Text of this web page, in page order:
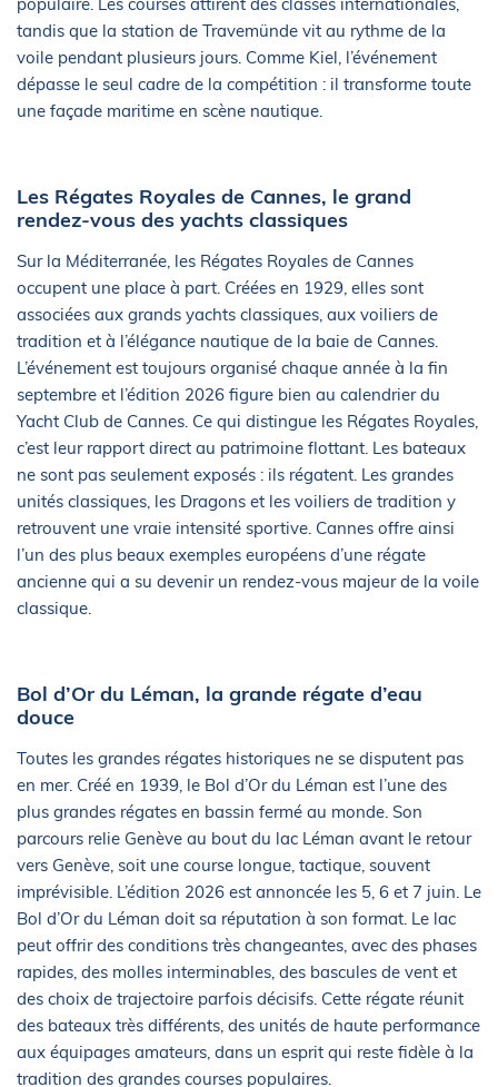
populaire. Les courses attirent des classes internationales,
tandis que la station de Travemünde vit au rythme de la
voile pendant plusieurs jours. Comme Kiel, l’événement
dépasse le seul cadre de la compétition : il transforme toute
une façade maritime en scène nautique.
Les Régates Royales de Cannes, le grand
rendez-vous des yachts classiques
Sur la Méditerranée, les Régates Royales de Cannes
occupent une place à part. Créées en 1929, elles sont
associées aux grands yachts classiques, aux voiliers de
tradition et à l’élégance nautique de la baie de Cannes.
L’événement est toujours organisé chaque année à la fin
septembre et l’édition 2026 figure bien au calendrier du
Yacht Club de Cannes. Ce qui distingue les Régates Royales,
c’est leur rapport direct au patrimoine flottant. Les bateaux
ne sont pas seulement exposés : ils régatent. Les grandes
unités classiques, les Dragons et les voiliers de tradition y
retrouvent une vraie intensité sportive. Cannes offre ainsi
l’un des plus beaux exemples européens d’une régate
ancienne qui a su devenir un rendez-vous majeur de la voile
classique.
Bol d’Or du Léman, la grande régate d’eau
douce
Toutes les grandes régates historiques ne se disputent pas
en mer. Créé en 1939, le Bol d’Or du Léman est l’une des
plus grandes régates en bassin fermé au monde. Son
parcours relie Genève au bout du lac Léman avant le retour
vers Genève, soit une course longue, tactique, souvent
imprévisible. L’édition 2026 est annoncée les 5, 6 et 7 juin. Le
Bol d’Or du Léman doit sa réputation à son format. Le lac
peut offrir des conditions très changeantes, avec des phases
rapides, des molles interminables, des bascules de vent et
des choix de trajectoire parfois décisifs. Cette régate réunit
des bateaux très différents, des unités de haute performance
aux équipages amateurs, dans un esprit qui reste fidèle à la
tradition des grandes courses populaires.